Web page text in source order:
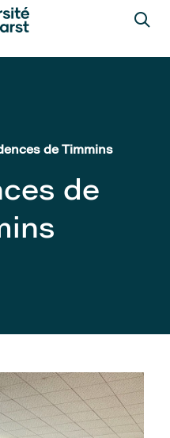
de
de Timmins